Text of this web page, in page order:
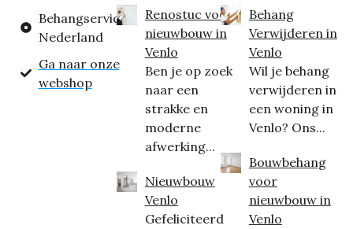
Behangservice
Nederland
Ga naar onze
webshop
Renostuc voor
nieuwbouw in
Venlo
Ben je op zoek
naar een
strakke en
moderne
afwerking...
Nieuwbouw
Venlo
Gefeliciteerd
Behang
Verwijderen in
Venlo
Wil je behang
verwijderen in
een woning in
Venlo? Ons...
Bouwbehang
voor
nieuwbouw in
Venlo